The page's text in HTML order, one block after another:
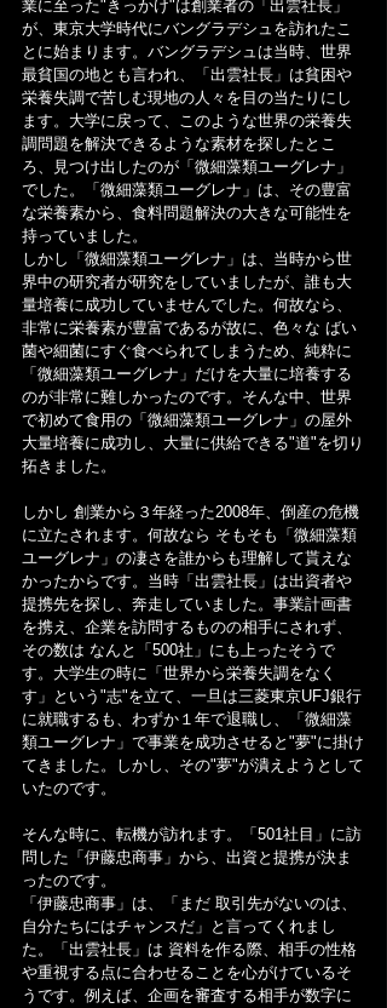
業に至った"きっかけ"は創業者の「出雲社長」
が、東京大学時代にバングラデシュを訪れたこ
とに始まります。バングラデシュは当時、世界
最貧国の地とも言われ、「出雲社長」は貧困や
栄養失調で苦しむ現地の人々を目の当たりにし
ます。大学に戻って、このような世界の栄養失
調問題を解決できるような素材を探したとこ
ろ、見つけ出したのが「微細藻類ユーグレナ」
でした。「微細藻類ユーグレナ」は、その豊富
な栄養素から、食料問題解決の大きな可能性を
持っていました。
しかし「微細藻類ユーグレナ」は、当時から世
界中の研究者が研究をしていましたが、誰も大
量培養に成功していませんでした。何故なら、
非常に栄養素が豊富であるが故に、色々な ばい
菌や細菌にすぐ食べられてしまうため、純粋に
「微細藻類ユーグレナ」だけを大量に培養する
のが非常に難しかったのです。そんな中、世界
で初めて食用の「微細藻類ユーグレナ」の屋外
大量培養に成功し、大量に供給できる"道"を切り
拓きました。
しかし 創業から３年経った2008年、倒産の危機
に立たされます。何故なら そもそも「微細藻類
ユーグレナ」の凄さを誰からも理解して貰えな
かったからです。当時「出雲社長」は出資者や
提携先を探し、奔走していました。事業計画書
を携え、企業を訪問するものの相手にされず、
その数は なんと「500社」にも上ったそうで
す。大学生の時に「世界から栄養失調をなく
す」という"志"を立て、一旦は三菱東京UFJ銀行
に就職するも、わずか１年で退職し、「微細藻
類ユーグレナ」で事業を成功させると"夢"に掛け
てきました。しかし、その"夢"が潰えようとして
いたのです。
そんな時に、転機が訪れます。「501社目」に訪
問した「伊藤忠商事」から、出資と提携が決ま
ったのです。
「伊藤忠商事」は、「まだ 取引先がないのは、
自分たちにはチャンスだ」と言ってくれまし
た。「出雲社長」は 資料を作る際、相手の性格
や重視する点に合わせることを心がけているそ
うです。例えば、企画を審査する相手が数字に